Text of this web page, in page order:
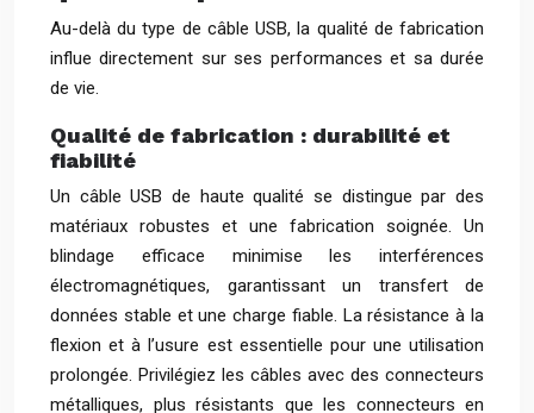
Au-delà du type de câble USB, la qualité de fabrication
influe directement sur ses performances et sa durée
de vie.
Qualité de fabrication : durabilité et
fiabilité
Un câble USB de haute qualité se distingue par des
matériaux robustes et une fabrication soignée. Un
blindage efficace minimise les interférences
électromagnétiques, garantissant un transfert de
données stable et une charge fiable. La résistance à la
flexion et à l’usure est essentielle pour une utilisation
prolongée. Privilégiez les câbles avec des connecteurs
métalliques, plus résistants que les connecteurs en